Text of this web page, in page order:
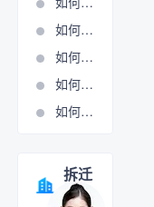
如何设置合同报表
如何设置单位报表
如何进行报表输出
如何进行清单锁定
拆迁
管理